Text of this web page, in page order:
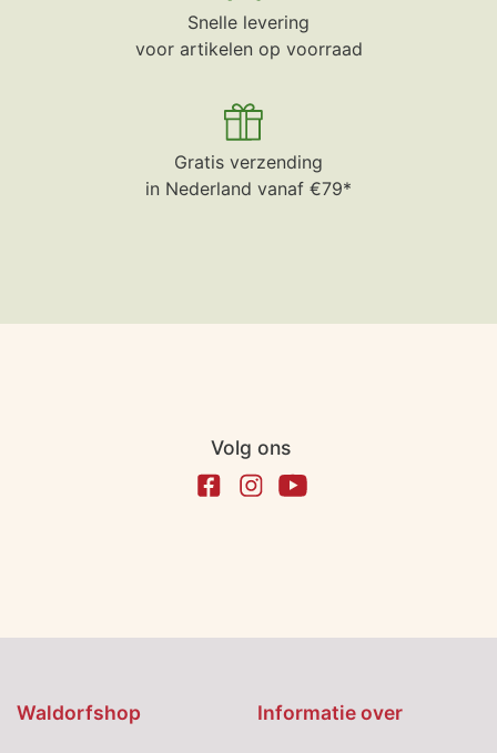
Snelle levering
voor artikelen op voorraad
Gratis verzending
in Nederland vanaf €79*
Volg ons
Waldorfshop Informatie over